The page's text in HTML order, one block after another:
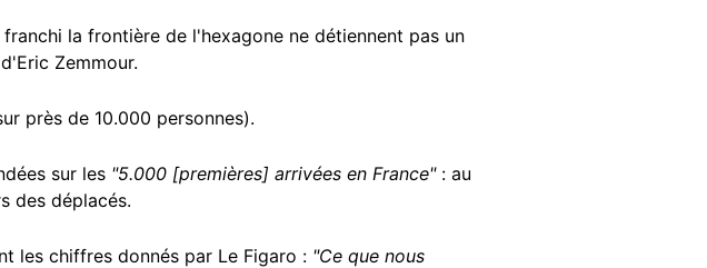
la frontière de l'hexagone ne détiennent pas un
Zemmour.
près de 10.000 personnes).
sur les "5.000 [premières] arrivées en France": au
des déplacés.
les chiffres donnés par Le Figaro : "Ce que nous